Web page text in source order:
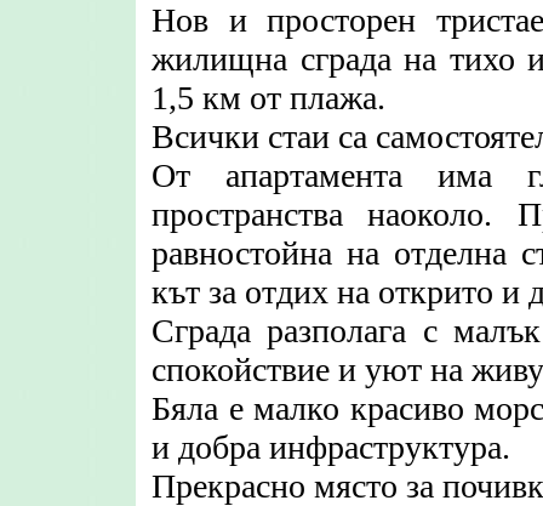
Нов и просторен
жилищна сграда на тихо
1,5 км от плажа.
Всички стаи са
От апартамента има
пространства наоколо.
равностойна на отделна
кът за отдих на открито и
Сграда разполага с
спокойствие и уют на
Бяла е малко красиво
и добра инфраструктура.
Прекрасно място за